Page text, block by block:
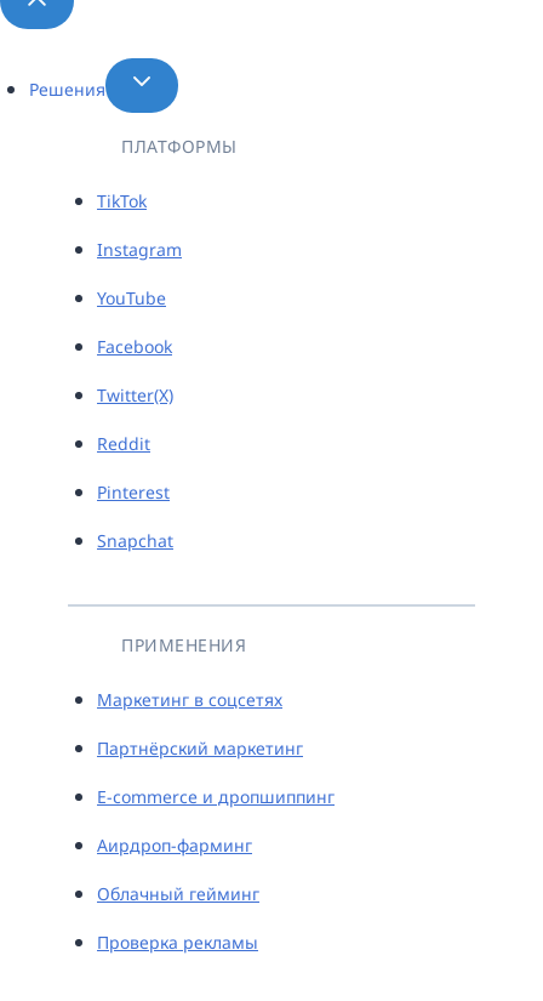
Решения
ПЛАТФОРМЫ
TikTok
Instagram
YouTube
Facebook
Twitter(X)
Reddit
Pinterest
Snapchat
ПРИМЕНЕНИЯ
Маркетинг в соцсетях
Партнёрский маркетинг
E-commerce и дропшиппинг
Аирдроп-фарминг
Облачный гейминг
Проверка рекламы